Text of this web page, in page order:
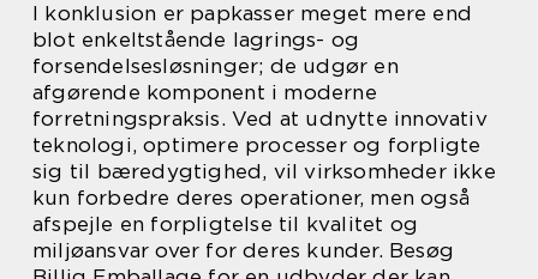
I konklusion er papkasser meget mere end
blot enkeltstående lagrings- og
forsendelsesløsninger; de udgør en
afgørende komponent i moderne
forretningspraksis. Ved at udnytte innovativ
teknologi, optimere processer og forpligte
sig til bæredygtighed, vil virksomheder ikke
kun forbedre deres operationer, men også
afspejle en forpligtelse til kvalitet og
miljøansvar over for deres kunder. Besøg